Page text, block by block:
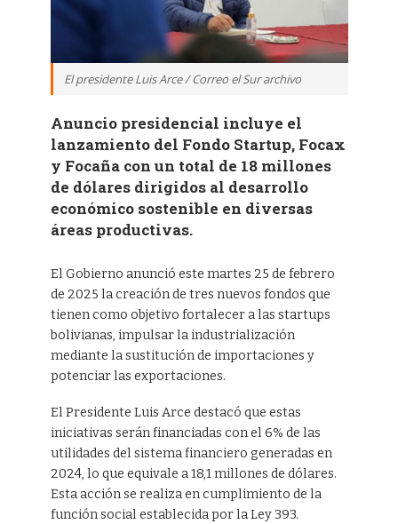
El presidente Luis Arce / Correo el Sur archivo
Anuncio presidencial incluye el
lanzamiento del Fondo Startup, Focax
y Focaña con un total de 18 millones
de dólares dirigidos al desarrollo
económico sostenible en diversas
áreas productivas.
El Gobierno anunció este martes 25 de febrero
de 2025 la creación de tres nuevos fondos que
tienen como objetivo fortalecer a las startups
bolivianas, impulsar la industrialización
mediante la sustitución de importaciones y
potenciar las exportaciones.
El Presidente Luis Arce destacó que estas
iniciativas serán financiadas con el 6% de las
utilidades del sistema financiero generadas en
2024, lo que equivale a 18,1 millones de dólares.
Esta acción se realiza en cumplimiento de la
función social establecida por la Ley 393.